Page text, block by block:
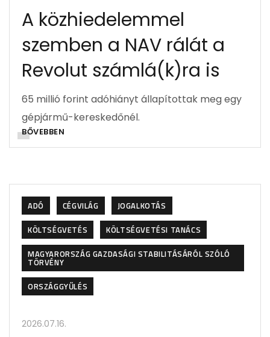
A közhiedelemmel
szemben a NAV rálát a
Revolut számlá(k)ra is
65 millió forint adóhiányt állapítottak meg egy
gépjármű-kereskedőnél.
BŐVEBBEN
ADÓ CÉGVILÁG
JOGALKOTÁS
KÖLTSÉGVETÉS
KÖLTSÉGVETÉSI TANÁCS
MAGYARORSZÁG GAZDASÁGI STABILITÁSÁRÓL SZÓLÓ
TÖRVÉNY
ORSZÁGGYŰLÉS
2026.07.16.